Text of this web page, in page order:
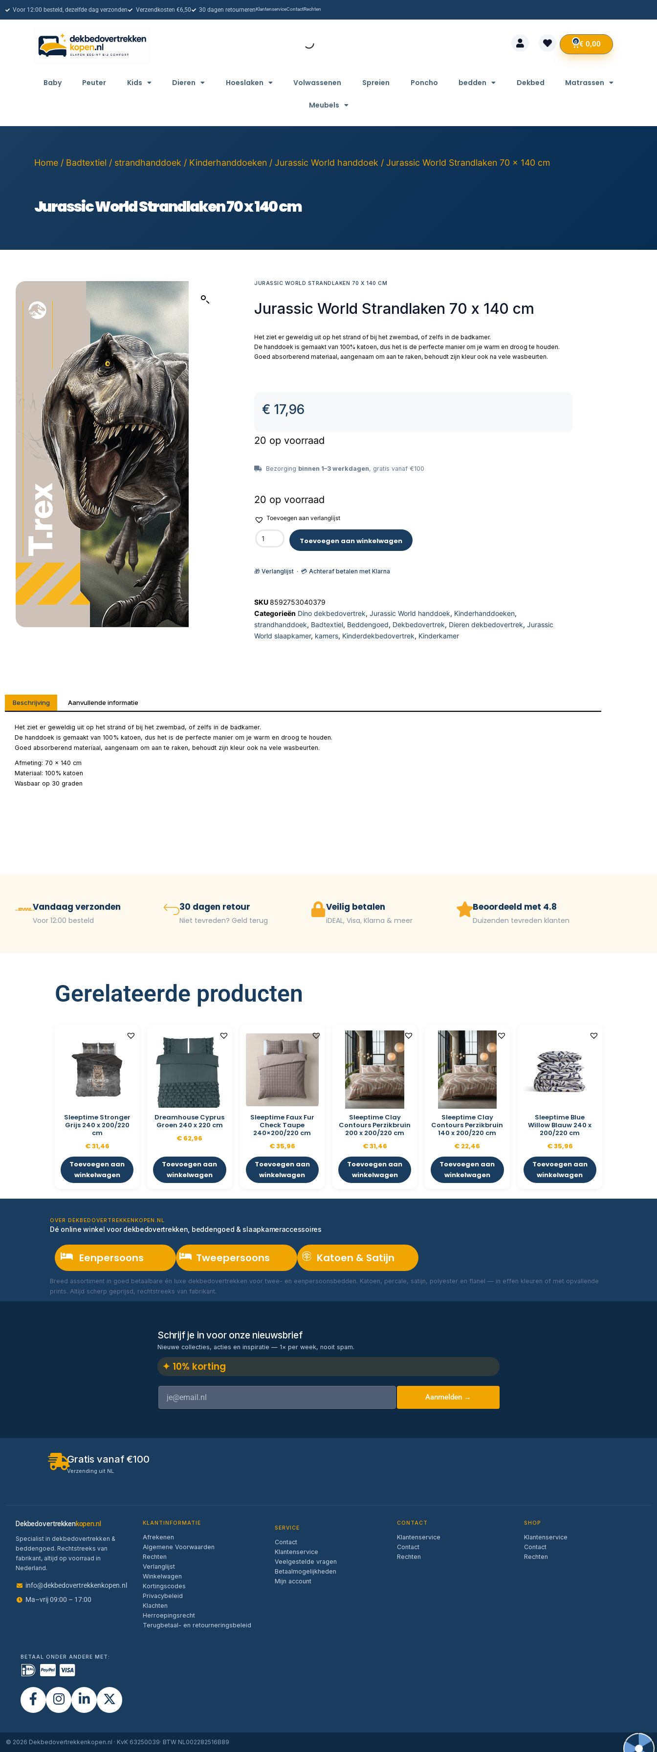
Voor 12:00 besteld, dezelfde dag verzonden Verzendkosten €6,50 30 dagen retournerenKlantenserviceContactRechten
€ 0,00
0
Baby Peuter Kids Dieren Hoeslaken Volwassenen Spreien Poncho bedden Dekbed Matrassen
Meubels
Home / Badtextiel / strandhanddoek / Kinderhanddoeken / Jurassic World handdoek / Jurassic World Strandlaken 70 x 140 cm
Jurassic World Strandlaken 70 x 140 cm
JURASSIC WORLD STRANDLAKEN 70 X 140 CM
Jurassic World Strandlaken 70 x 140 cm
Het ziet er geweldig uit op het strand of bij het zwembad, of zelfs in de badkamer.
De handdoek is gemaakt van 100% katoen, dus het is de perfecte manier om je warm en droog te houden.
Goed absorberend materiaal, aangenaam om aan te raken, behoudt zijn kleur ook na vele wasbeurten.
€ 17,96
20 op voorraad
Bezorging binnen 1–3 werkdagen, gratis vanaf €100
20 op voorraad
Toevoegen aan verlanglijst
Toevoegen aan winkelwagen
🎁 Verlanglijst · 💳 Achteraf betalen met Klarna
SKU8592753040379
Categorieën Dino dekbedovertrek, Jurassic World handdoek, Kinderhanddoeken,
strandhanddoek, Badtextiel, Beddengoed, Dekbedovertrek, Dieren dekbedovertrek, Jurassic
World slaapkamer, kamers, Kinderdekbedovertrek, Kinderkamer
Beschrijving Aanvullende informatie
Het ziet er geweldig uit op het strand of bij het zwembad, of zelfs in de badkamer.
De handdoek is gemaakt van 100% katoen, dus het is de perfecte manier om je warm en droog te houden.
Goed absorberend materiaal, aangenaam om aan te raken, behoudt zijn kleur ook na vele wasbeurten.
Afmeting: 70 x 140 cm
Materiaal: 100% katoen
Wasbaar op 30 graden
Vandaag verzonden
Voor 12:00 besteld
30 dagen retour
Niet tevreden? Geld terug
Veilig betalen
iDEAL, Visa, Klarna & meer
Beoordeeld met 4.8
Duizenden tevreden klanten
Gerelateerde producten
Sleeptime Stronger
Grijs 240 x 200/220
cm
€31,46
Toevoegen aan
winkelwagen
Dreamhouse Cyprus
Groen 240 x 220 cm
€ 62,96
Toevoegen aan
winkelwagen
Sleeptime Faux Fur
Check Taupe
240×200/220 cm
€35,96
Toevoegen aan
winkelwagen
Sleeptime Clay
Contours Perzikbruin
200 x 200/220 cm
€31,46
Toevoegen aan
winkelwagen
Sleeptime Clay
Contours Perzikbruin
140 x 200/220 cm
€ 22,46
Toevoegen aan
winkelwagen
Sleeptime Blue
Willow Blauw 240 x
200/220 cm
€35,96
Toevoegen aan
winkelwagen
OVER DEKBEDOVERTREKKENKOPEN.NL
Dé online winkel voor dekbedovertrekken, beddengoed & slaapkameraccessoires
Eenpersoons Tweepersoons Katoen & Satijn
Breed assortiment in goed betaalbare én luxe dekbedovertrekken voor twee- en eenpersoonsbedden. Katoen, percale, satijn, polyester en flanel — in effen kleuren of met opvallende
prints. Altijd scherp geprijsd, rechtstreeks van fabrikant.
Schrijf je in voor onze nieuwsbrief
Nieuwe collecties, acties en inspiratie — 1× per week, nooit spam.
✦ 10% korting
Aanmelden →
Gratis vanaf €100
Verzending uit NL
Dekbedovertrekkenkopen.nl
Specialist in dekbedovertrekken &
beddengoed. Rechtstreeks van
fabrikant, altijd op voorraad in
Nederland.
info@dekbedovertrekkenkopen.nl
Ma–vrij 09:00 – 17:00
KLANTINFORMATIE
Afrekenen
Algemene Voorwaarden
Rechten
Verlanglijst
Winkelwagen
Kortingscodes
Privacybeleid
Klachten
Herroepingsrecht
Terugbetaal- en retourneringsbeleid
SERVICE
Contact
Klantenservice
Veelgestelde vragen
Betaalmogelijkheden
Mijn account
CONTACT
Klantenservice
Contact
Rechten
SHOP
Klantenservice
Contact
Rechten
BETAAL ONDER ANDERE MET:
© 2026 Dekbedovertrekkenkopen.nl · KvK 63250039· BTW NL002282516B89